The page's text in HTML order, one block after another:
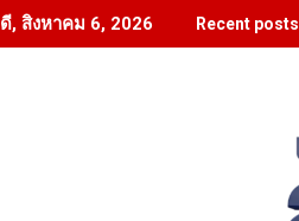
, สิงหาคม 6, 2026 Recent posts